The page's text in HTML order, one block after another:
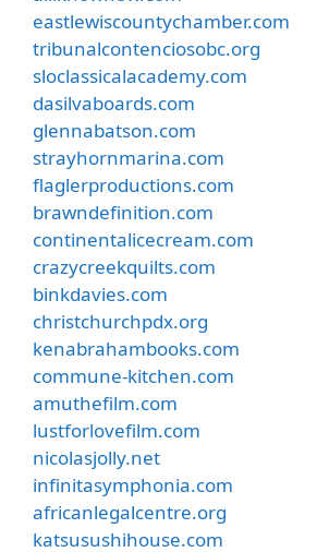
eastlewiscountychamber.com
tribunalcontenciosobc.org
sloclassicalacademy.com
dasilvaboards.com
glennabatson.com
strayhornmarina.com
flaglerproductions.com
brawndefinition.com
continentalicecream.com
crazycreekquilts.com
binkdavies.com
christchurchpdx.org
kenabrahambooks.com
commune-kitchen.com
amuthefilm.com
lustforlovefilm.com
nicolasjolly.net
infinitasymphonia.com
africanlegalcentre.org
katsusushihouse.com